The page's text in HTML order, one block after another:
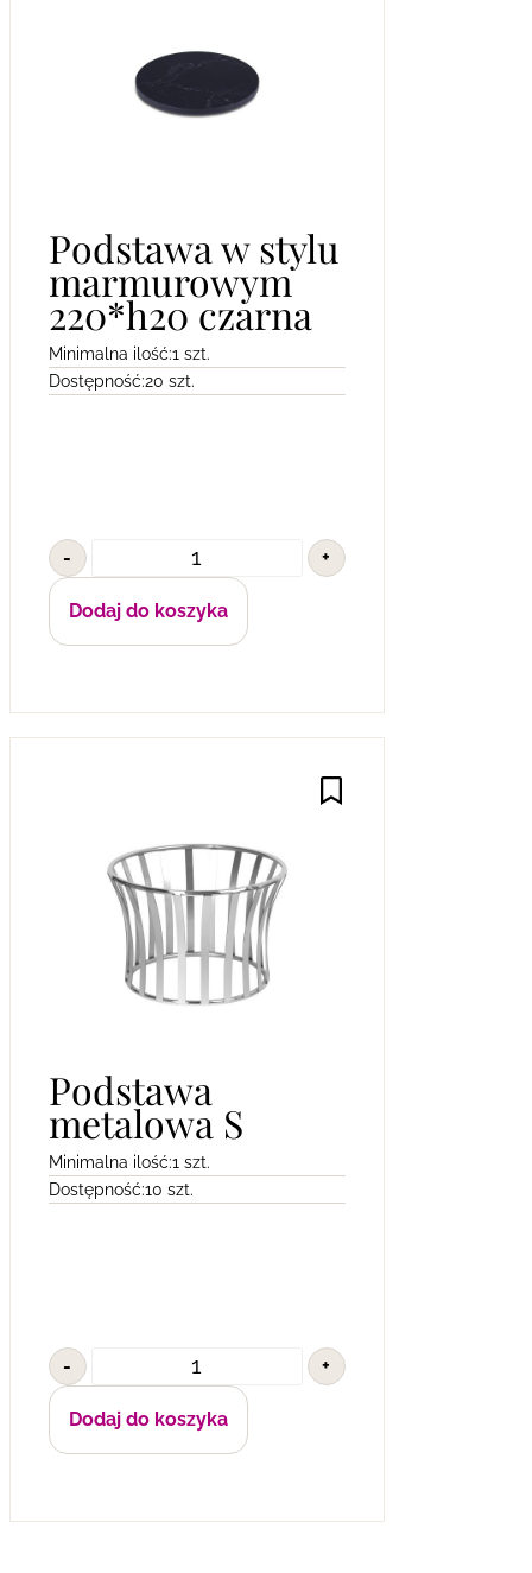
Podstawa w stylu
marmurowym
220*h20 czarna
Minimalna ilość:1 szt.
Dostępność:20 szt.
- +
Dodaj do koszyka
Podstawa
metalowa S
Minimalna ilość:1 szt.
Dostępność:10 szt.
- +
Dodaj do koszyka